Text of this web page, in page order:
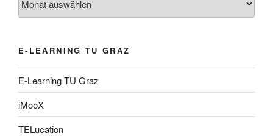
E-LEARNING TU GRAZ
E-Learning TU Graz
iMooX
TELucation